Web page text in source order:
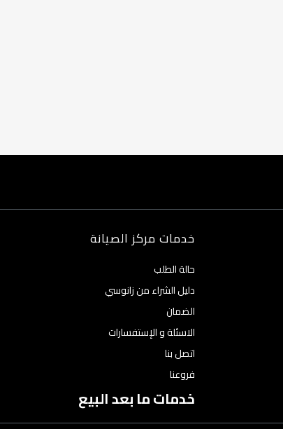
خدمات مركز الصيانة
حالة الطلب
دليل الشراء من زانوسي
الضمان
الاسئلة و الإستفسارات
اتصل بنا
فروعنا
خدمات ما بعد البيع